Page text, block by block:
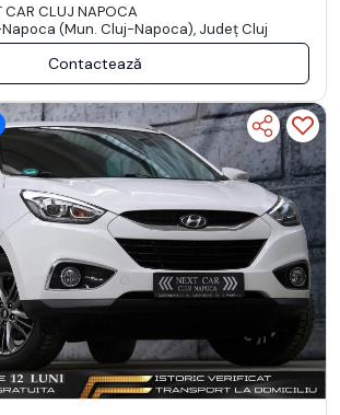
CAR CLUJ NAPOCA
(Mun. Cluj-Napoca), Județ Cluj
Contactează